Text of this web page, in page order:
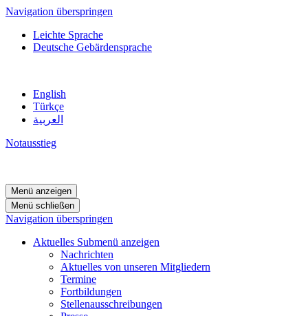
Navigation überspringen
Leichte Sprache
Deutsche Gebärdensprache
English
Türkçe
العربية
Notausstieg
Menü anzeigen
Menü schließen
Navigation überspringen
Aktuelles Submenü anzeigen
Nachrichten
Aktuelles von unseren Mitgliedern
Termine
Fortbildungen
Stellenausschreibungen